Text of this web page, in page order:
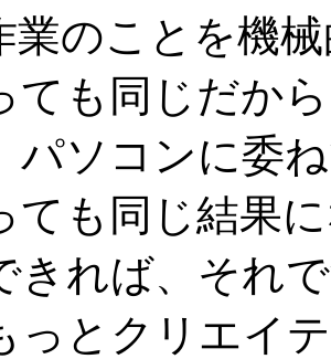
のことを機
ても同じだか
パソコンに委
ても同じ結果
きれば、それ
っとクリエイ